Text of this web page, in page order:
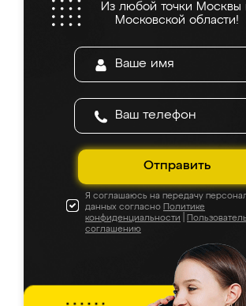
Из любой точки Москвы
Московской области!
Отправить
Я соглашаюсь на передачу
данных согласно Политике
конфиденциальности
соглашению